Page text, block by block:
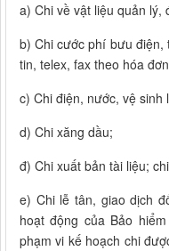
a) Chi về vật liệu quản lý,
b) Chi cước phí bưu điện,
tin, telex, fax theo hóa
c) Chi điện, nước, vệ sinh
d) Chi xăng dầu;
đ) Chi xuất bản tài liệu;
e) Chi lễ tân, giao dịch
hoạt động của Bảo
phạm vi kế hoạch chi